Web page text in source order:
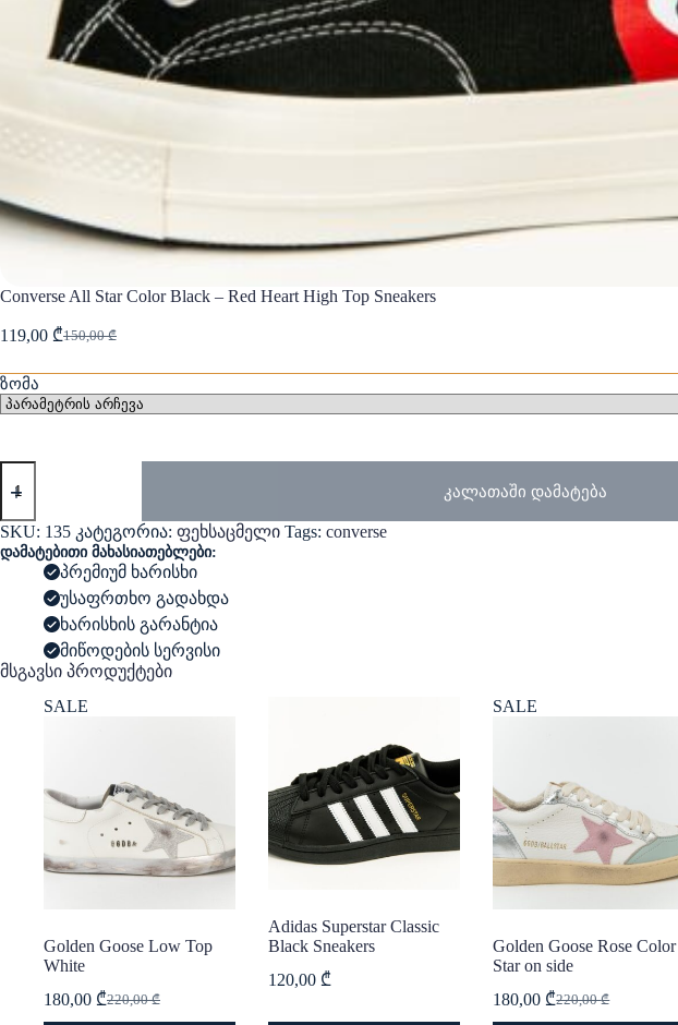
Converse All Star Color Black – Red Heart High Top Sneakers
150,00₾
Original
150,00 ₾.
119,00 ₾Current
119,00 ₾.
ზომა
Converse
Star
Color
Black
Sneakers
კალათაში დამატება
SKU: 135 კატეგორია: ფეხსაცმელი Tags: converse
დამატებითი მახასიათებლები:
პრემიუმ ხარისხი
უსაფრთხო გადახდა
ხარისხის გარანტია
მიწოდების სერვისი
მსგავსი პროდუქტები
SALE
Golden Goose Low Top
White
220,00₾
Original
180,00 ₾Current
Adidas Superstar Classic
Black Sneakers
120,00 ₾
SALE
Golden Goose Rose Color
Star on side
220,00₾
Original
180,00 ₾Current